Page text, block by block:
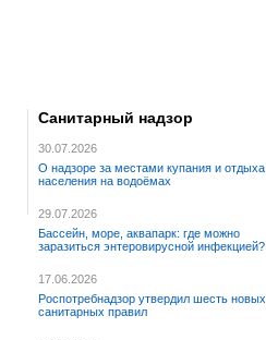
Санитарный надзор
30.07.2026
О надзоре за местами купания и отдыха
населения на водоёмах
29.07.2026
Бассейн, море, аквапарк: где можно
заразиться энтеровирусной инфекцией?
17.06.2026
Роспотребнадзор утвердил шесть новых
санитарных правил